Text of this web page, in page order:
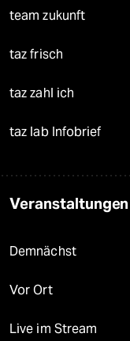
team zukunft
taz frisch
taz zahl ich
taz lab Infobrief
Veranstaltungen
Demnächst
Vor Ort
Live im Stream